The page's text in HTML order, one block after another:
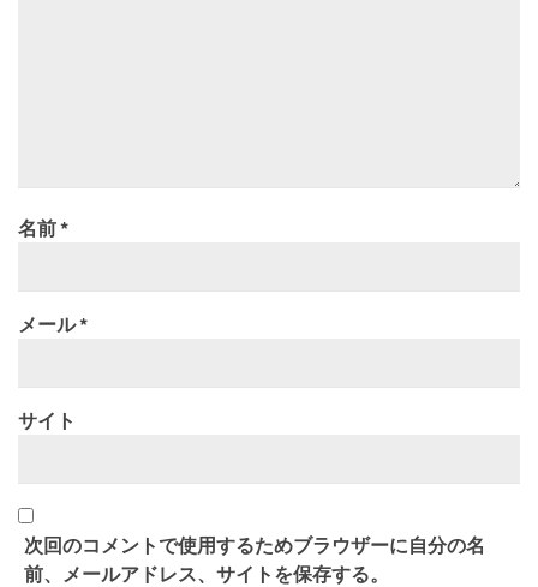
名前*
メール*
サイト
次回のコメントで使用するためブラウザーに自分の名
前、メールアドレス、サイトを保存する。